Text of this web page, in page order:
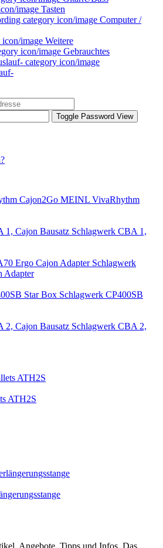
Tasten
Computer /
Weitere
Gebrauchtes
Toggle Password View
MEINL VivaRhythm
Schlagwerk CBA 1,
Schlagwerk
Adapter
Schlagwerk CP400SB
Schlagwerk CBA 2,
ATH2S
Angebote, Tipps und Infos. Das